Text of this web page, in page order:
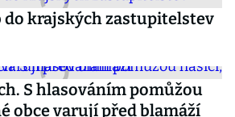
do krajských zastupitelstev
S hlasováním pomůžou
obce varují před blamáží